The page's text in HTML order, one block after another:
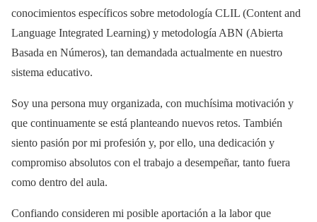
conocimientos específicos sobre metodología CLIL (Content and
Language Integrated Learning) y metodología ABN (Abierta
Basada en Números), tan demandada actualmente en nuestro
sistema educativo.
Soy una persona muy organizada, con muchísima motivación y
que continuamente se está planteando nuevos retos. También
siento pasión por mi profesión y, por ello, una dedicación y
compromiso absolutos con el trabajo a desempeñar, tanto fuera
como dentro del aula.
Confiando consideren mi posible aportación a la labor que